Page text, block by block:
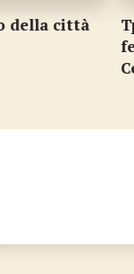
della città